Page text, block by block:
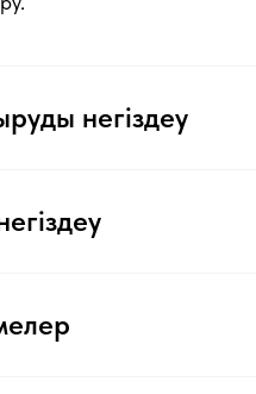
негіздеу